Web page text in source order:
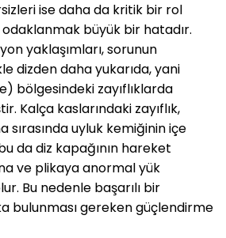
ise daha da kritik bir rol
büyük bir hatadır.
yaklaşımları, sorunun
dizden daha yukarıda, yani
bölgesindeki zayıflıklarda
Kalça kaslarındaki zayıflık,
sırasında uyluk kemiğinin içe
da diz kapağının hareket
ve plikaya anormal yük
Bu nedenle başarılı bir
bulunması gereken güçlendirme